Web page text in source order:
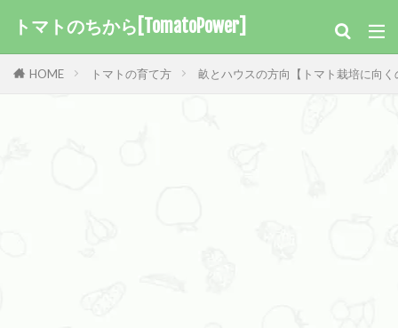
トマトのちから[TomatoPower]
HOME トマトの育て方 畝とハウスの方向【トマト栽培に向